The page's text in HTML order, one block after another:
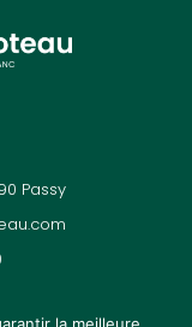
Passy